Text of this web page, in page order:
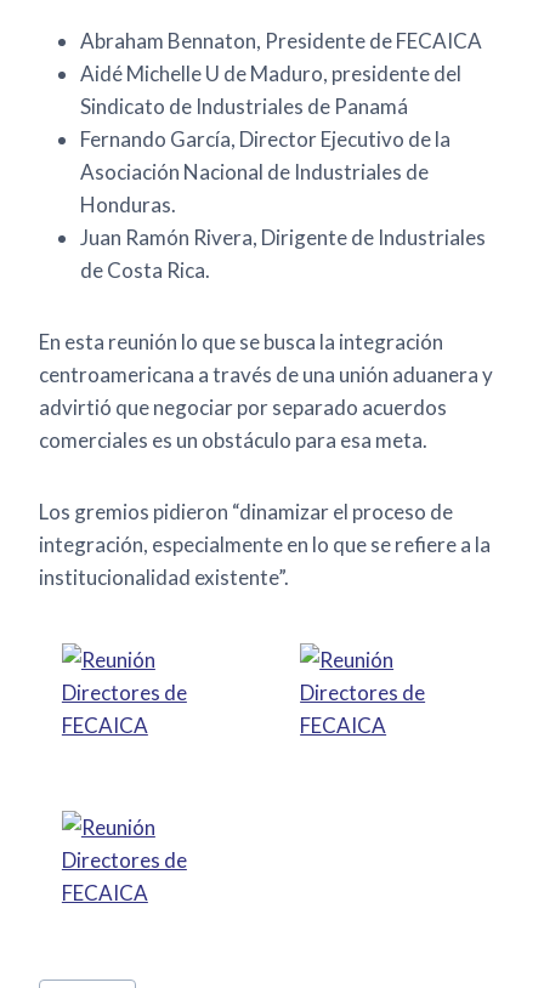
Abraham Bennaton, Presidente de FECAICA
Aidé Michelle U de Maduro, presidente del
Sindicato de Industriales de Panamá
Fernando García, Director Ejecutivo de la
Asociación Nacional de Industriales de
Honduras.
Juan Ramón Rivera, Dirigente de Industriales
de Costa Rica.
En esta reunión lo que se busca la integración
centroamericana a través de una unión aduanera y
advirtió que negociar por separado acuerdos
comerciales es un obstáculo para esa meta.
Los gremios pidieron “dinamizar el proceso de
integración, especialmente en lo que se refiere a la
institucionalidad existente”.